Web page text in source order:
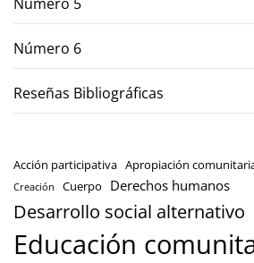
Número 6
Reseñas Bibliográficas
Acción participativa Apropiación
Creación Cuerpo Derechos humanos
Desarrollo social alternativo
Educación